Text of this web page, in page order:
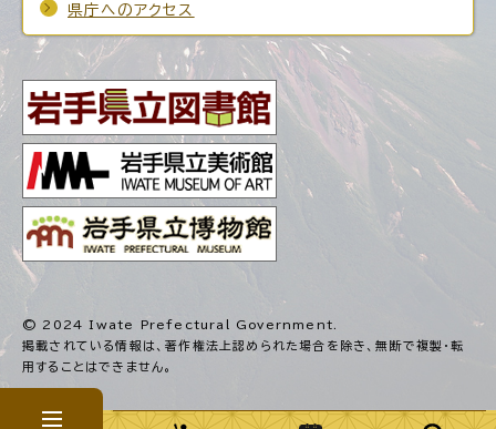
県庁へのアクセス
© 2024 Iwate Prefectural Government.
掲載されている情報は、著作権法上認められた場合を除き、無断で複製・転
用することはできません。